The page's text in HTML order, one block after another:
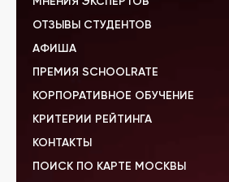
ОТЗЫВЫ СТУДЕНТОВ
АФИША
ПРЕМИЯ SCHOOLRATE
КОРПОРАТИВНОЕ ОБУЧЕНИЕ
КРИТЕРИИ РЕЙТИНГА
КОНТАКТЫ
ПОИСК ПО КАРТЕ МОСКВЫ